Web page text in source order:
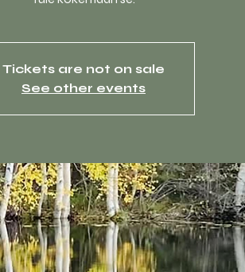
Tickets are not on sale
See other events